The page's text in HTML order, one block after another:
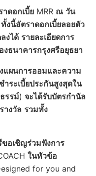
ดอกเบี้ย MRR ณ วัน
ทั้งนี้อัตราดอกเบี้ยลอยตัว
งได้ รายละเอียดการ
งธนาคารกรุงศรีอยุธยา
แผนการออมและความ
ระเบี้ยประกันสูงสุดใน
รรม์) จะได้รับบัตรกำนัล
รางวัล รวมทั้ง
ขอเชิญร่วมฟังการ
ในหัวข้อ
for you and